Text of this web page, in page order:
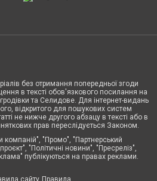
без отримання попередньої згоди
в тексті обов'язкового посилання на
та Селидове. Для інтернет-видань
відкритого для пошукових систем
не нижче другого абзацу в тексті або в
прав переслідується Законом.
"Промо", "Партнерський
"Політичні новини", "Пресреліз",
публікуються на правах реклами.
сайту Правила